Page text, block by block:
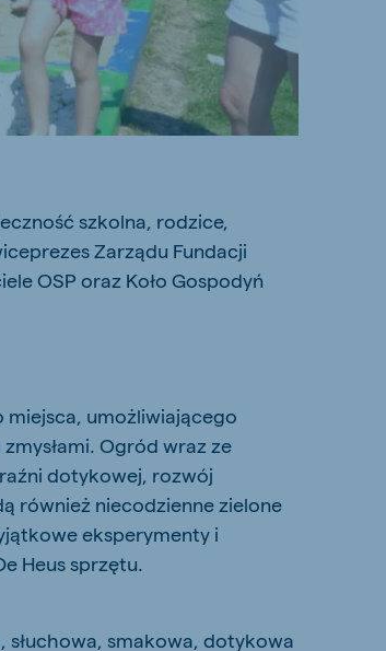
szkolna, rodzice,
Zarządu Fundacji
OSP oraz Koło Gospodyń
umożliwiającego
Ogród wraz ze
dotykowej, rozwój
również niecodzienne zielone
eksperymenty i
Heus sprzętu.
słuchowa, smakowa, dotykowa